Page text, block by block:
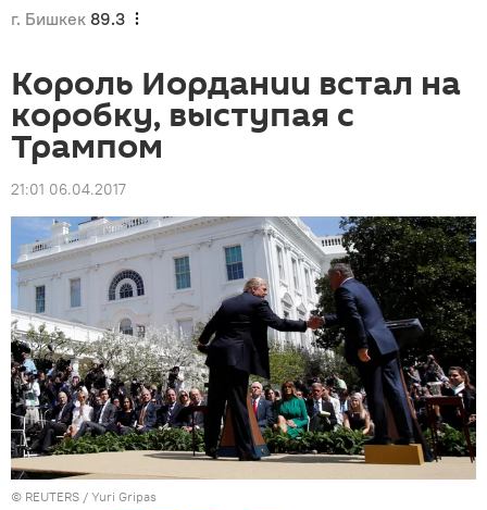
г. Бишкек 89.3
Король Иордании встал на
коробку, выступая с
Трампом
21:01 06.04.2017
© REUTERS / Yuri Gripas